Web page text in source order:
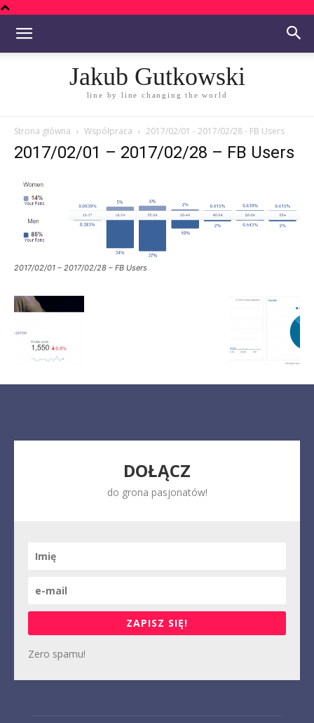
Jakub Gutkowski
line by line changing the world
Strona główna Współpraca 2017/02/01 - 2017/02/28 - FB Users
2017/02/01 – 2017/02/28 – FB Users
2017/02/01 – 2017/02/28 – FB Users
DOŁĄCZ
do grona pasjonatów!
ZAPISZ SIĘ!
Zero spamu!